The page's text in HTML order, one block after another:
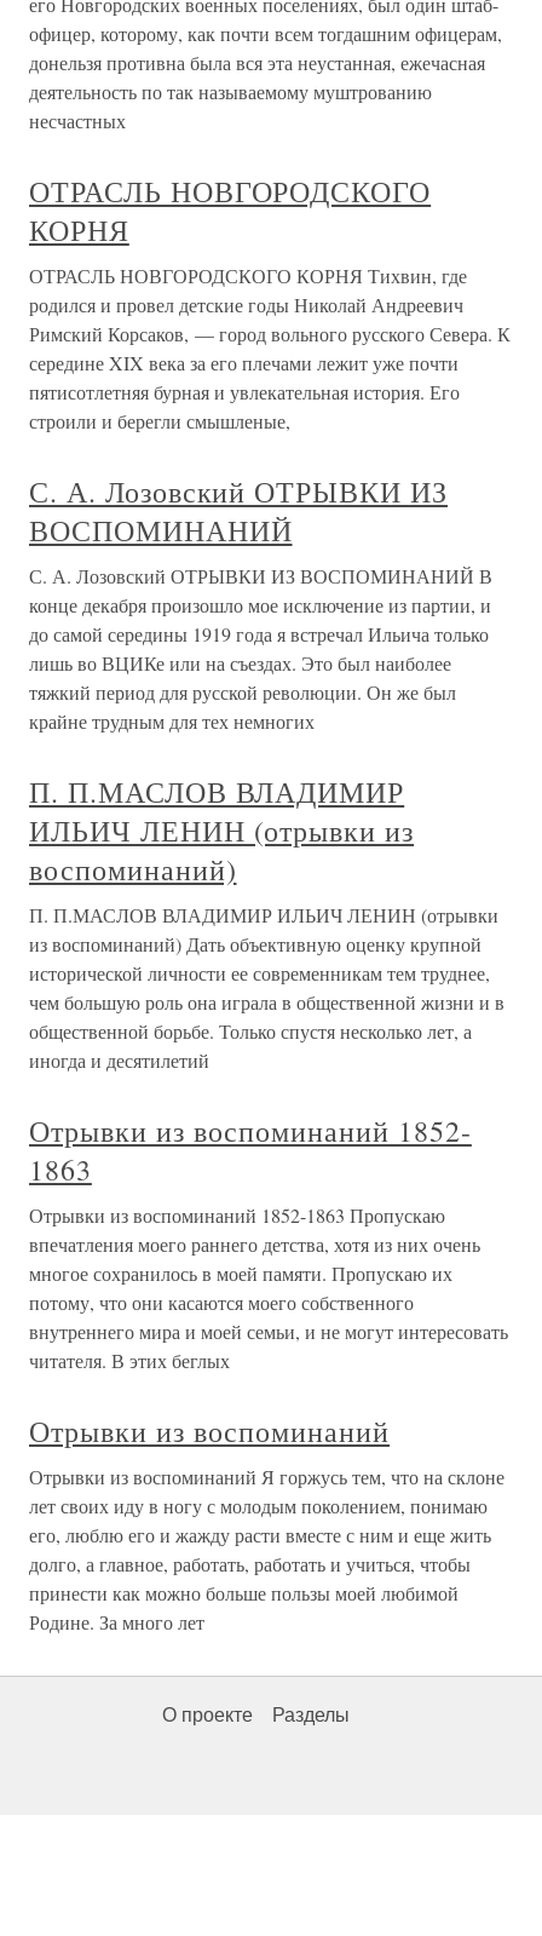
офицер, которому, как почти всем тогдашним офицерам,
донельзя противна была вся эта неустанная, ежечасная
деятельность по так называемому муштрованию
несчастных
ОТРАСЛЬ НОВГОРОДСКОГО
КОРНЯ
ОТРАСЛЬ НОВГОРОДСКОГО КОРНЯ Тихвин, где
родился и провел детские годы Николай Андреевич
Римский Корсаков, — город вольного русского Севера. К
середине XIX века за его плечами лежит уже почти
пятисотлетняя бурная и увлекательная история. Его
строили и берегли смышленые,
С. А. Лозовский ОТРЫВКИ ИЗ
ВОСПОМИНАНИЙ
С. А. Лозовский ОТРЫВКИ ИЗ ВОСПОМИНАНИЙ В
конце декабря произошло мое исключение из партии, и
до самой середины 1919 года я встречал Ильича только
лишь во ВЦИКе или на съездах. Это был наиболее
тяжкий период для русской революции. Он же был
крайне трудным для тех немногих
П. П.МАСЛОВ ВЛАДИМИР
ИЛЬИЧ ЛЕНИН (отрывки из
воспоминаний)
П. П.МАСЛОВ ВЛАДИМИР ИЛЬИЧ ЛЕНИН (отрывки
из воспоминаний) Дать объективную оценку крупной
исторической личности ее современникам тем труднее,
чем большую роль она играла в общественной жизни и в
общественной борьбе. Только спустя несколько лет, а
иногда и десятилетий
Отрывки из воспоминаний 1852-
1863
Отрывки из воспоминаний 1852-1863 Пропускаю
впечатления моего раннего детства, хотя из них очень
многое сохранилось в моей памяти. Пропускаю их
потому, что они касаются моего собственного
внутреннего мира и моей семьи, и не могут интересовать
читателя. В этих беглых
Отрывки из воспоминаний
Отрывки из воспоминаний Я горжусь тем, что на склоне
лет своих иду в ногу с молодым поколением, понимаю
его, люблю его и жажду расти вместе с ним и еще жить
долго, а главное, работать, работать и учиться, чтобы
принести как можно больше пользы моей любимой
Родине. За много лет
О проекте Разделы